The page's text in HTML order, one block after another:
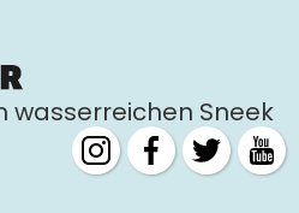
wasserreichen Sneek